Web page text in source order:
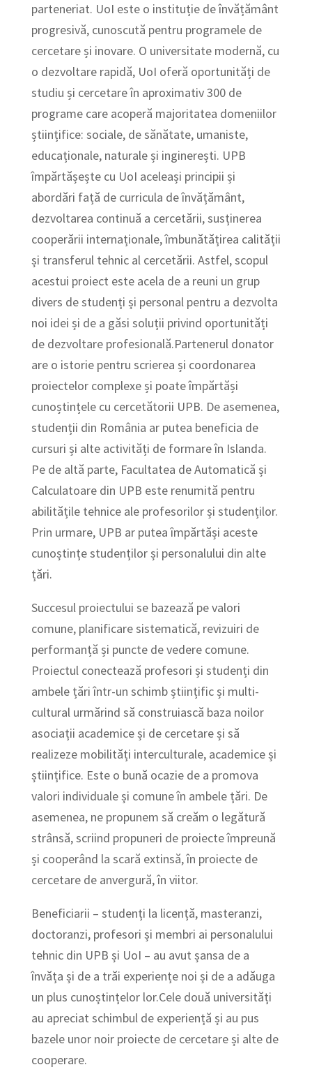
parteneriat. UoI este o instituție de învățământ
progresivă, cunoscută pentru programele de
cercetare și inovare. O universitate modernă, cu
o dezvoltare rapidă, UoI oferă oportunități de
studiu și cercetare în aproximativ 300 de
programe care acoperă majoritatea domeniilor
științifice: sociale, de sănătate, umaniste,
educaționale, naturale și inginerești. UPB
împărtășește cu UoI aceleași principii și
abordări față de curricula de învățământ,
dezvoltarea continuă a cercetării, susținerea
cooperării internaționale, îmbunătățirea calității
și transferul tehnic al cercetării. Astfel, scopul
acestui proiect este acela de a reuni un grup
divers de studenți și personal pentru a dezvolta
noi idei și de a găsi soluții privind oportunități
de dezvoltare profesională.Partenerul donator
are o istorie pentru scrierea și coordonarea
proiectelor complexe și poate împărtăși
cunoștințele cu cercetătorii UPB. De asemenea,
studenții din România ar putea beneficia de
cursuri și alte activități de formare în Islanda.
Pe de altă parte, Facultatea de Automatică și
Calculatoare din UPB este renumită pentru
abilitățile tehnice ale profesorilor și studenților.
Prin urmare, UPB ar putea împărtăși aceste
cunoștințe studenților și personalului din alte
țări.
Succesul proiectului se bazează pe valori
comune, planificare sistematică, revizuiri de
performanță și puncte de vedere comune.
Proiectul conectează profesori și studenți din
ambele țări într-un schimb științific și multi-
cultural urmărind să construiască baza noilor
asociații academice și de cercetare și să
realizeze mobilități interculturale, academice și
științifice. Este o bună ocazie de a promova
valori individuale și comune în ambele țări. De
asemenea, ne propunem să creăm o legătură
strânsă, scriind propuneri de proiecte împreună
și cooperând la scară extinsă, în proiecte de
cercetare de anvergură, în viitor.
Beneficiarii – studenți la licență, masteranzi,
doctoranzi, profesori și membri ai personalului
tehnic din UPB și UoI – au avut șansa de a
învăța și de a trăi experiențe noi și de a adăuga
un plus cunoștințelor lor.Cele două universități
au apreciat schimbul de experiență și au pus
bazele unor noir proiecte de cercetare și alte de
cooperare.